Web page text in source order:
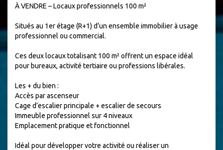
À VENDRE – Locaux professionnels 100 m²
Situés au 1er étage (R+1) d’un ensemble immobilier à usage
professionnel ou commercial.
Ces deux locaux totalisant 100 m² offrent un espace idéal
pour bureaux, activité tertiaire ou professions libérales.
Les + du bien :
Accès par ascenseur
Cage d’escalier principale + escalier de secours
Immeuble professionnel sur 4 niveaux
Emplacement pratique et fonctionnel
Idéal pour développer votre activité ou réaliser un